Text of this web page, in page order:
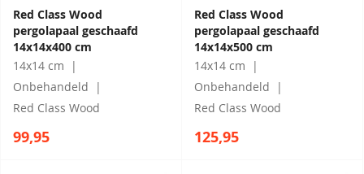
Red Class Wood
pergolapaal geschaafd
14x14x400 cm
14x14 cm
Onbehandeld
Red Class Wood
99,95
Red Class Wood
pergolapaal geschaafd
14x14x500 cm
14x14 cm
Onbehandeld
Red Class Wood
125,95